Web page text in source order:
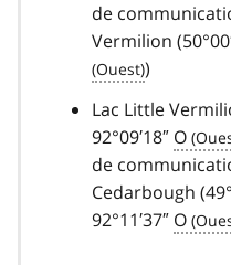
de
Vermilion
)
Lac Little
92°09′18″ O
de
Cedarbough
92°11′37″ O